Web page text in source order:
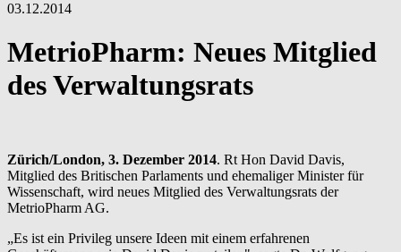
03.12.2014
MetrioPharm: Neues Mitglied
des Verwaltungsrats
Zürich/London, 3. Dezember 2014. Rt Hon David Davis,
Mitglied des Britischen Parlaments und ehemaliger Minister für
Wissenschaft, wird neues Mitglied des Verwaltungsrats der
MetrioPharm AG.
„Es ist ein Privileg unsere Ideen mit einem erfahrenen